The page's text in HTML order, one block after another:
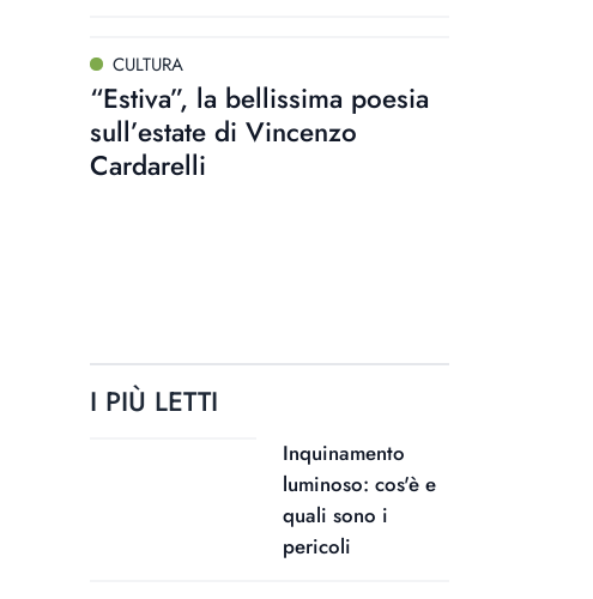
CULTURA
“Estiva”, la bellissima poesia
sull’estate di Vincenzo
Cardarelli
I PIÙ LETTI
Inquinamento
luminoso: cos'è e
quali sono i
pericoli